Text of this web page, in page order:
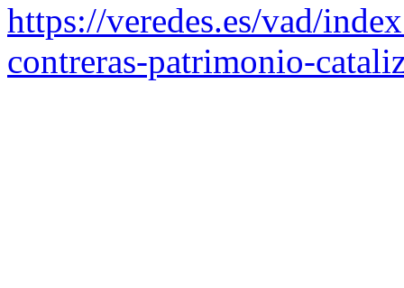
https://veredes.es/vad/
contreras-patrimonio-